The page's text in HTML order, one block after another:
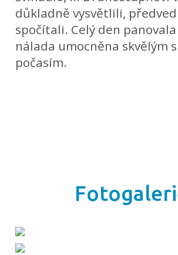
důkladně vysvětlili,
spočítali. Celý den
nálada umocněna skvělým
počasím.